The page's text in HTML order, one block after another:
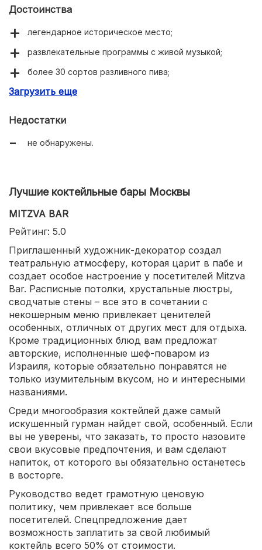
Достоинства
легендарное историческое место;
развлекательные программы с живой музыкой;
более 30 сортов разливного пива;
стилизация под ирландский паб;
Загрузить еще
Недостатки
не обнаружены.
Лучшие коктейльные бары Москвы
MITZVA BAR
Рейтинг: 5.0
Приглашенный художник-декоратор создал
театральную атмосферу, которая царит в пабе и
создает особое настроение у посетителей Mitzva
Bar. Расписные потолки, хрустальные люстры,
сводчатые стены – все это в сочетании с
некошерным меню привлекает ценителей
особенных, отличных от других мест для отдыха.
Кроме традиционных блюд вам предложат
авторские, исполненные шеф-поваром из
Израиля, которые обязательно понравятся не
только изумительным вкусом, но и интересными
названиями.
Среди многообразия коктейлей даже самый
искушенный гурман найдет свой, особенный. Если
вы не уверены, что заказать, то просто назовите
свои вкусовые предпочтения, и вам сделают
напиток, от которого вы обязательно останетесь
в восторге.
Руководство ведет грамотную ценовую
политику, чем привлекает все больше
посетителей. Спецпредложение дает
возможность заплатить за свой любимый
коктейль всего 50% от стоимости.